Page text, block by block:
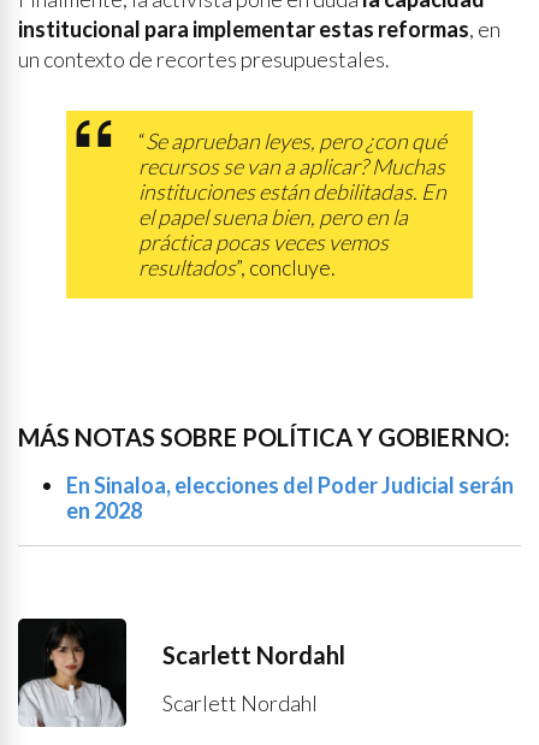
institucional para implementar estas reformas, en
un contexto de recortes presupuestales.
“Se aprueban leyes, pero ¿con qué
recursos se van a aplicar? Muchas
instituciones están debilitadas. En
el papel suena bien, pero en la
práctica pocas veces vemos
resultados”, concluye.
MÁS NOTAS SOBRE POLÍTICA Y GOBIERNO:
En Sinaloa, elecciones del Poder Judicial serán
en 2028
Scarlett Nordahl
Scarlett Nordahl